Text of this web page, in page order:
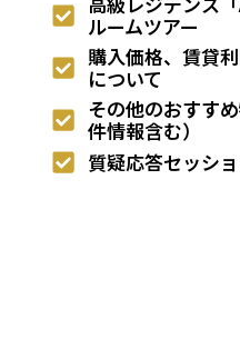
ルームツアー
購入価格、賃貸
について
その他のおすす
件情報含む）
質疑応答セッシ